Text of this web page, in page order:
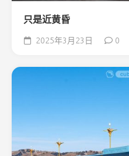
只是近黄昏
2025年3月23日 0